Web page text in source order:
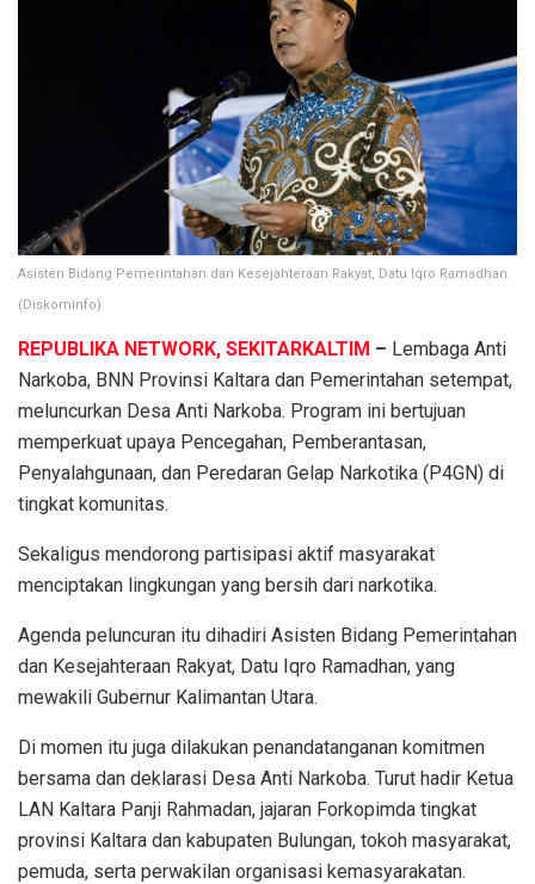
Asisten Bidang Pemerintahan dan Kesejahteraan Rakyat, Datu Iqro Ramadhan.
(Diskominfo)
REPUBLIKA NETWORK, SEKITARKALTIM – Lembaga Anti
Narkoba, BNN Provinsi Kaltara dan Pemerintahan setempat,
meluncurkan Desa Anti Narkoba. Program ini bertujuan
memperkuat upaya Pencegahan, Pemberantasan,
Penyalahgunaan, dan Peredaran Gelap Narkotika (P4GN) di
tingkat komunitas.
Sekaligus mendorong partisipasi aktif masyarakat
menciptakan lingkungan yang bersih dari narkotika.
Agenda peluncuran itu dihadiri Asisten Bidang Pemerintahan
dan Kesejahteraan Rakyat, Datu Iqro Ramadhan, yang
mewakili Gubernur Kalimantan Utara.
Di momen itu juga dilakukan penandatanganan komitmen
bersama dan deklarasi Desa Anti Narkoba. Turut hadir Ketua
LAN Kaltara Panji Rahmadan, jajaran Forkopimda tingkat
provinsi Kaltara dan kabupaten Bulungan, tokoh masyarakat,
pemuda, serta perwakilan organisasi kemasyarakatan.